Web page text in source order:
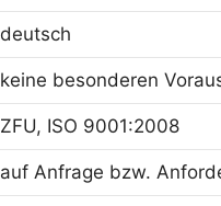
deutsch
keine besonderen
ZFU, ISO 9001:2008
auf Anfrage bzw.